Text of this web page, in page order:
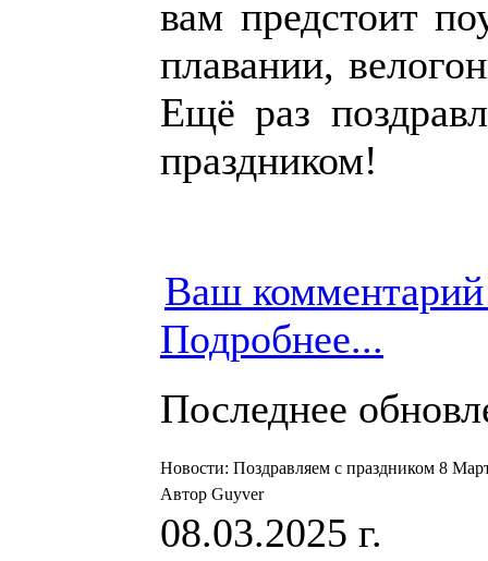
вам предстоит
плавании,
Ещё раз
праздником!
Ваш
Подробнее...
Последнее
Новости: Поздравляем с праздником 8
Автор Guyver
08.03.2025 г.